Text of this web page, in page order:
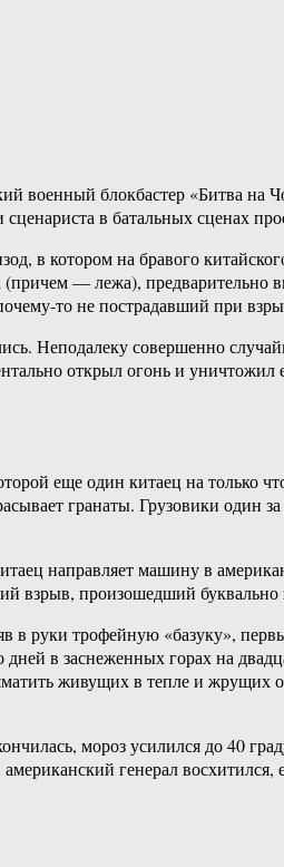
военный блокбастер «Битва
в батальных сценах
в котором на бравого
— лежа), предварительно
то не пострадавший при
Неподалеку совершенно
открыл огонь и уничтожил
еще один китаец на только
гранаты. Грузовики один
направляет машину в
взрыв, произошедший
в руки трофейную «базуку»,
в заснеженных горах на
живущих в тепле и жрущих
мороз усилился до 40
генерал